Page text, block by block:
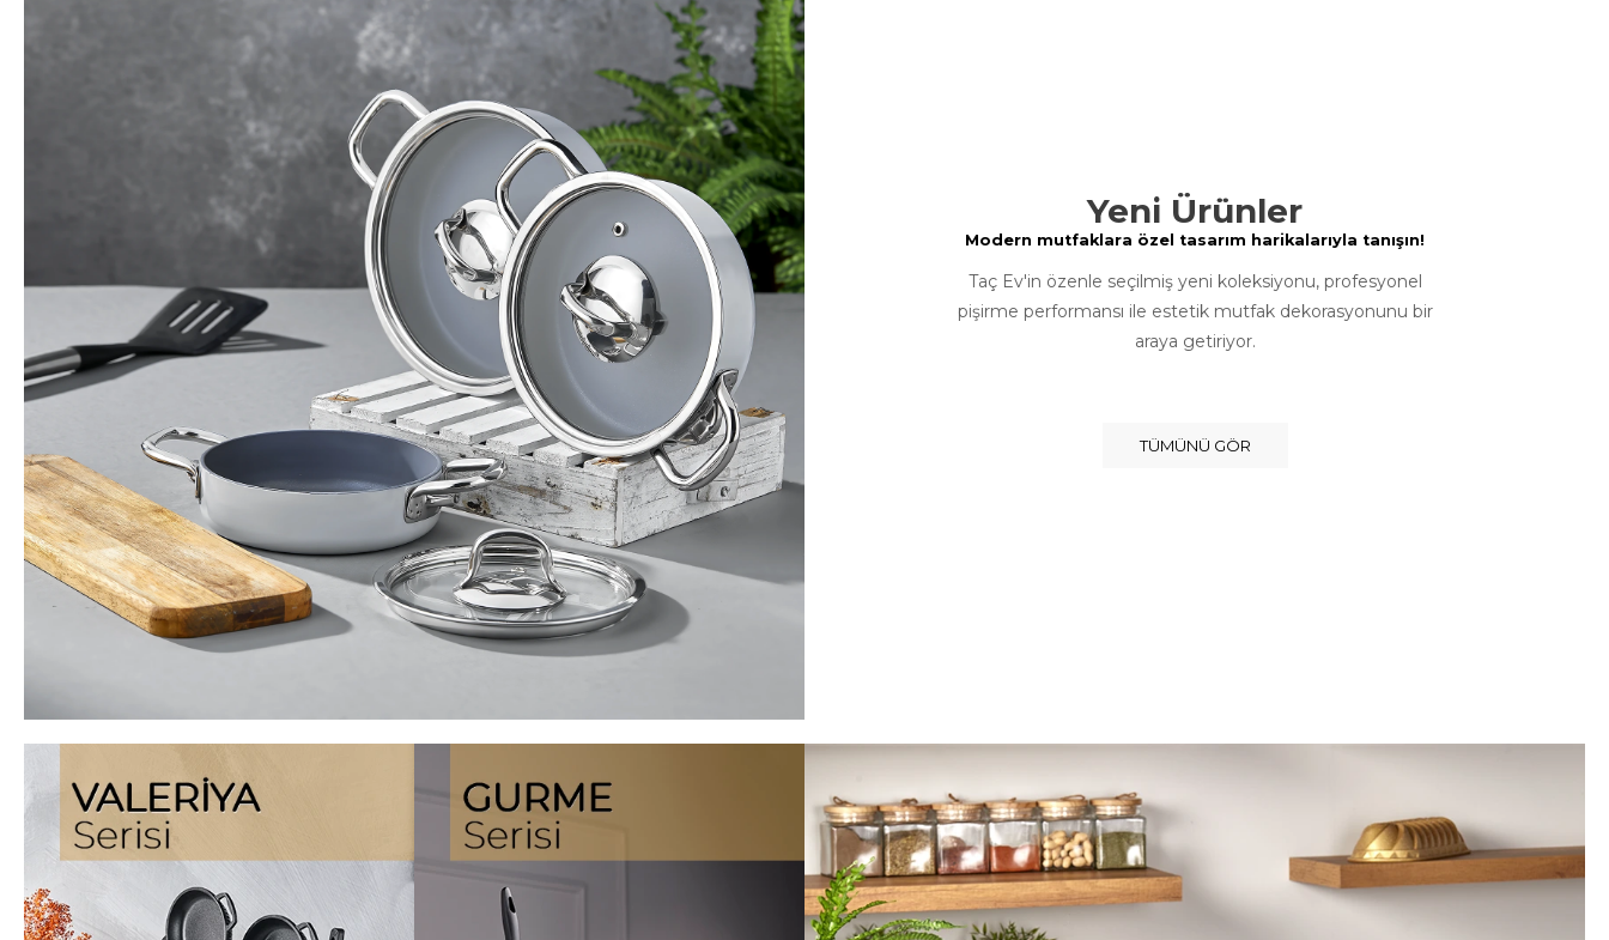
Yeni Ürünler
Modern mutfaklara özel tasarım harikalarıyla tanışın!
Taç Ev'in özenle seçilmiş yeni koleksiyonu, profesyonel
pişirme performansı ile estetik mutfak dekorasyonunu bir
araya getiriyor.
TÜMÜNÜ GÖR